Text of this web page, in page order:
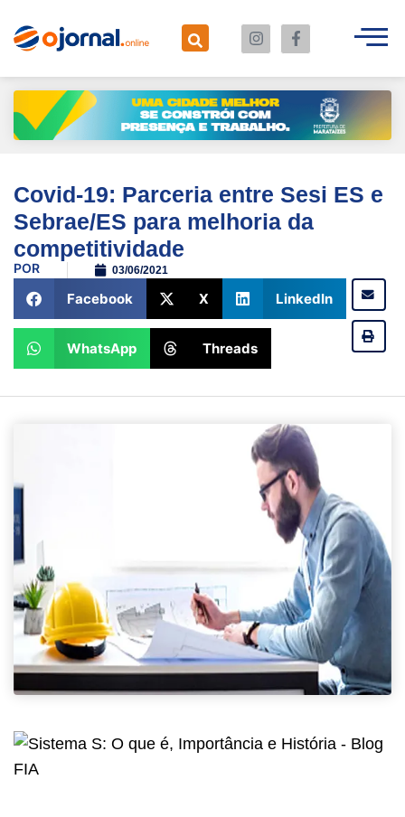
Covid-19: Parceria entre Sesi ES e
Sebrae/ES para melhoria da
competitividade
POR 03/06/2021
Facebook X LinkedIn
WhatsApp Threads